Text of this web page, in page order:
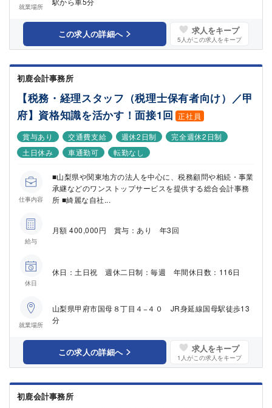
就業場所
この求人の詳細へ 求人をキープ
5 人がこの求人をキープ
初鹿会計事務所
【税務・経理スタッフ（税理士保有者向け）／甲
府】資格知識を活かす！面接1回 正社員
賞与あり
交通費支給 週休2日制
完全週休2日制
土日休み
車通勤可 転勤なし
仕事内容
■山梨県や関東地方の法人を中心に、税務顧問や相続・事業
承継などのワンストップサービスを提供する総合会計事務
所 ■綺麗な自社...
給与
月額 400,000円 賞与：あり 年3回
休日
休日：土日祝 週休二日制：毎週 年間休日数：116日
就業場所
山梨県甲府市国母８丁目４−４０ JR身延線国母駅徒歩13
分
この求人の詳細へ 求人をキープ
1 人がこの求人をキープ
初鹿会計事務所